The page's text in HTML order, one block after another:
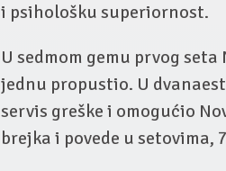
i psihološku superiornost.
U sedmom gemu prvog
jednu propustio. U
servis greške i omogućio
brejka i povede u setovima,